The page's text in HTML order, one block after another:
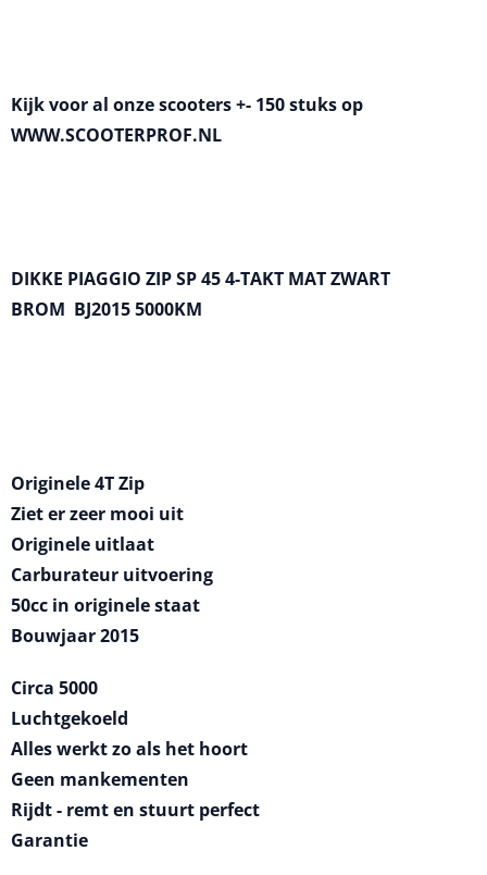
Kijk voor al onze scooters +- 150 stuks op
WWW.SCOOTERPROF.NL
DIKKE PIAGGIO ZIP SP 45 4-TAKT MAT ZWART
BROM BJ2015 5000KM
Originele 4T Zip
Ziet er zeer mooi uit
Originele uitlaat
Carburateur uitvoering
50cc in originele staat
Bouwjaar 2015
Circa 5000
Luchtgekoeld
Alles werkt zo als het hoort
Geen mankementen
Rijdt - remt en stuurt perfect
Garantie